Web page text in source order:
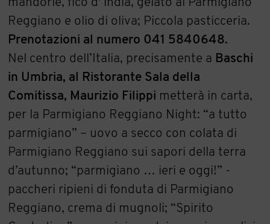
mandorle, fico d' india, gelato al Parmigiano
Reggiano e olio di oliva; Piccola pasticceria.
Prenotazioni al numero 041 5840648.
Nel centro dell’Italia, precisamente a Baschi
in Umbria, al Ristorante Sala della
Comitissa, Maurizio Filippi metterà in carta,
per la Parmigiano Reggiano Night: “a tutto
parmigiano” – uovo a secco con colata di
Parmigiano Reggiano sui sapori della terra
d’autunno; “parmigiano … ieri e oggi!” -
paccheri ripieni di fonduta di Parmigiano
Reggiano, crema di mugnoli; “Spirito